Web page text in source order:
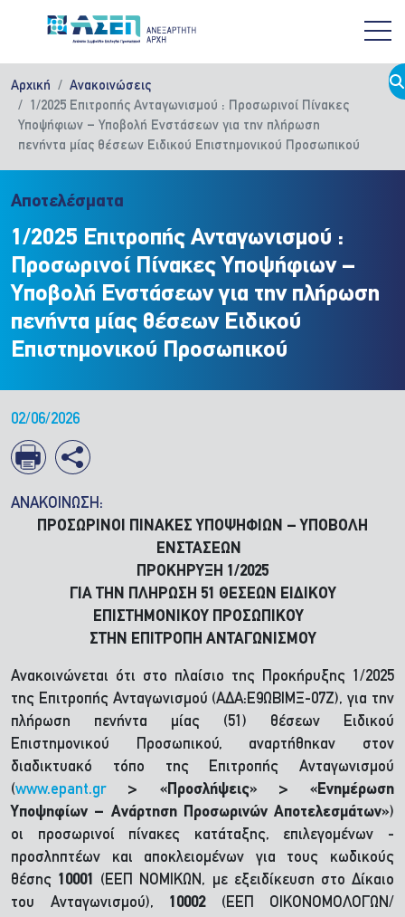
Αρχική
Ανακοινώσεις
1/2025 Επιτροπής Ανταγωνισμού : Προσωρινοί Πίνακες
Υποψήφιων – Υποβολή Ενστάσεων για την πλήρωση
πενήντα μίας θέσεων Ειδικού Επιστημονικού Προσωπικού
Αποτελέσματα
1/2025 Επιτροπής Ανταγωνισμού :
Προσωρινοί Πίνακες Υποψήφιων –
Υποβολή Ενστάσεων για την πλήρωση
πενήντα μίας θέσεων Ειδικού
Επιστημονικού Προσωπικού
02/06/2026
ΑΝΑΚΟΙΝΩΣΗ:
ΠΡΟΣΩΡΙΝΟΙ ΠΙΝΑΚΕΣ ΥΠΟΨΗΦΙΩΝ – ΥΠΟΒΟΛΗ
ΕΝΣΤΑΣΕΩΝ
ΠΡΟΚΗΡΥΞΗ 1/2025
ΓΙΑ ΤΗΝ ΠΛΗΡΩΣΗ 51 ΘΕΣΕΩΝ ΕΙΔΙΚΟΥ
ΕΠΙΣΤΗΜΟΝΙΚΟΥ ΠΡΟΣΩΠΙΚΟΥ
ΣΤΗΝ ΕΠΙΤΡΟΠΗ ΑΝΤΑΓΩΝΙΣΜΟΥ
Ανακοινώνεται ότι στο πλαίσιο της Προκήρυξης 1/2025
της Επιτροπής Ανταγωνισμού (ΑΔΑ:Ε9ΩΒΙΜΞ-07Ζ), για την
πλήρωση πενήντα μίας (51) θέσεων Ειδικού
Επιστημονικού Προσωπικού, αναρτήθηκαν στον
διαδικτυακό τόπο της Επιτροπής Ανταγωνισμού
(www.epant.gr
> «Προσλήψεις» > «Ενημέρωση
Υποψηφίων – Ανάρτηση Προσωρινών Αποτελεσμάτων»)
οι προσωρινοί πίνακες κατάταξης, επιλεγομένων -
προσληπτέων και αποκλειομένων για τους κωδικούς
θέσης 10001
(ΕΕΠ ΝΟΜΙΚΩΝ, με εξειδίκευση στο Δίκαιο
του Ανταγωνισμού), 10002(ΕΕΠ ΟΙΚΟΝΟΜΟΛΟΓΩΝ/